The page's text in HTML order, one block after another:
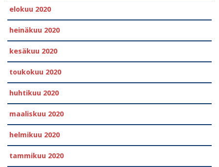
elokuu 2020
heinäkuu 2020
kesäkuu 2020
toukokuu 2020
huhtikuu 2020
maaliskuu 2020
helmikuu 2020
tammikuu 2020